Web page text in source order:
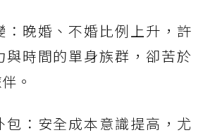
：晚婚、不婚比例上升，許
與時間的單身族群，卻苦於
。
包：安全成本意識提高，尤